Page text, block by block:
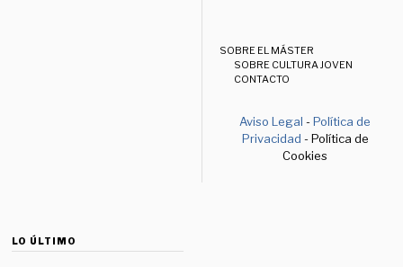
SOBRE EL MÁSTER
SOBRE CULTURA JOVEN
CONTACTO
Aviso Legal -Política de
Privacidad - Política de
Cookies
LO ÚLTIMO